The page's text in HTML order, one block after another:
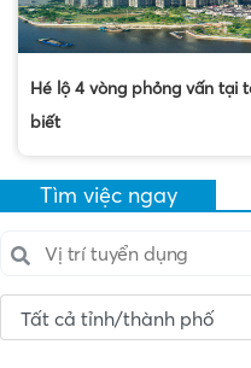
Hé lộ 4 vòng phỏng vấn tại
biết
Tìm việc ngay